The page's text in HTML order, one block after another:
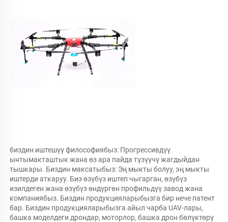
биздин иштешүү философиябыз: Прогрессивдүү
ынтымакташтык жана өз ара пайда түзүүчү жагдыйдан
тышкары. Биздин максатыбыз: Эң мыкты болуу, эң мыкты
иштерди аткаруу. Биз өзүбүз иштеп чыгарган, өзүбүз
изилдеген жана өзүбүз өндүргөн профильдүү завод жана
компаниябыз. Биздин продукцияларыбызга бир нече патент
бар. Биздин продукцияларыбызга айыл чарба UAV-лары,
башка моделдеги дрондар, моторлор, башка дрон бөлүктөрү